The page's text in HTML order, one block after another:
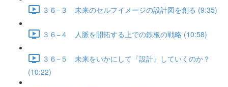
３６−３ 未来のセルフイメージの設計図を創る (9:35)
３６−４ 人脈を開拓する上での鉄板の戦略 (10:58)
３６−５ 未来をいかにして『設計』していくのか？
(10:22)